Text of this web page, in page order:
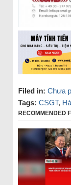
Filed in: Chưa
Tags: CSGT,
RECOMMENDED